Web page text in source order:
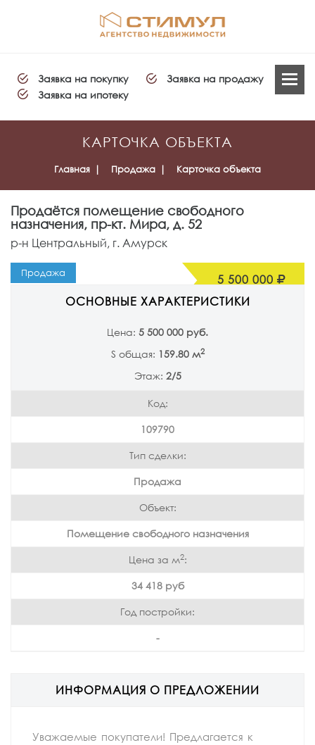
Заявка на покупку
Заявка на продажу
Заявка на ипотеку
КАРТОЧКА ОБЪЕКТА
Главная Продажа Карточка объекта
Продаётся помещение свободного
назначения, пр-кт. Мира, д. 52
р-н Центральный, г. Амурск
Продажа
5 500 000
ОСНОВНЫЕ ХАРАКТЕРИСТИКИ
Цена: 5 500 000 руб.
S общая: 159.80 м2
Этаж: 2/5
Код:
109790
Тип сделки:
Продажа
Объект:
Помещение свободного назначения
Цена за м2:
34 418 руб
Год постройки:
-
ИНФОРМАЦИЯ О ПРЕДЛОЖЕНИИ
Уважаемые покупатели! Предлагается к